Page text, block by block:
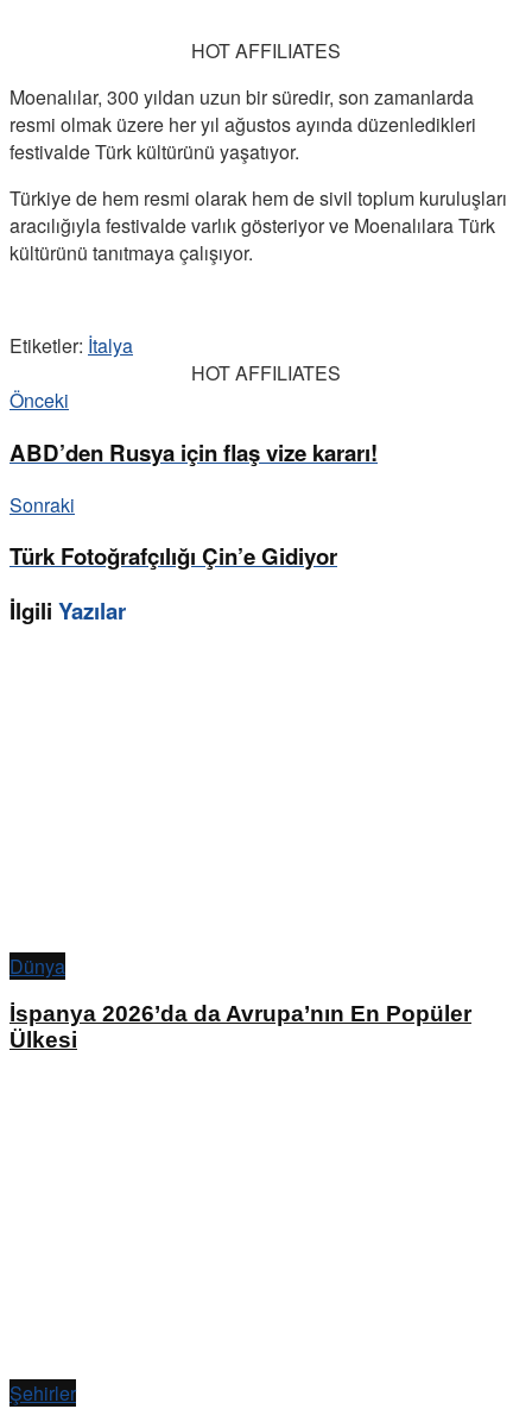
HOT AFFILIATES
Moenalılar, 300 yıldan uzun bir süredir, son zamanlarda
resmi olmak üzere her yıl ağustos ayında düzenledikleri
festivalde Türk kültürünü yaşatıyor.
Türkiye de hem resmi olarak hem de sivil toplum kuruluşları
aracılığıyla festivalde varlık gösteriyor ve Moenalılara Türk
kültürünü tanıtmaya çalışıyor.
Etiketler: İtalya
HOT AFFILIATES
Önceki
ABD’den Rusya için flaş vize kararı!
Sonraki
Türk Fotoğrafçılığı Çin’e Gidiyor
İlgili Yazılar
Dünya
İspanya 2026’da da Avrupa’nın En Popüler
Ülkesi
Şehirler